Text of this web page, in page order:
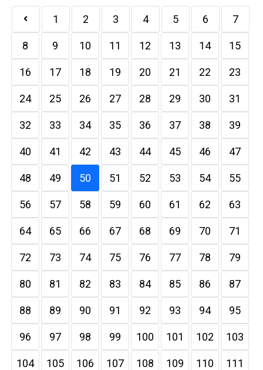
1 2 3 4 5 6 7
8 9 10 11 12 13 14 15
16 17 18 19 20 21 22 23
24 25 26 27 28 29 30 31
32 33 34 35 36 37 38 39
40 41 42 43 44 45 46 47
48 49 50 51 52 53 54 55
56 57 58 59 60 61 62 63
64 65 66 67 68 69 70 71
72 73 74 75 76 77 78 79
80 81 82 83 84 85 86 87
88 89 90 91 92 93 94 95
96 97 98 99 100 101 102 103
104 105 106 107 108 109 110 111